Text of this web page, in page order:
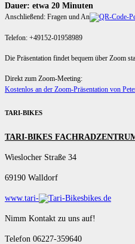
Dauer: etwa 20 Minuten
Anschließend: Fragen und An
Telefon: +49152-01958989
Die Präsentation findet bequem über Zoom
Direkt zum Zoom-Meeting:
Kostenlos an der Zoom-Präsentation von
TARI-BIKES
TARI-BIKES
Wieslocher Straße 34
69190 Walldorf
www.tari- bikes.de
Nimm Kontakt zu uns auf!
Telefon 06227-359640